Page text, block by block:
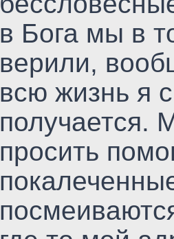
в Бога мы в
верили,
всю жизнь я
получается.
просить